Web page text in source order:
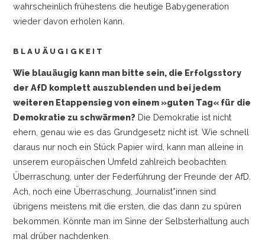
wahrscheinlich frühestens die heutige Babygeneration
wieder davon erholen kann.
BLAUÄUGIGKEIT
Wie blauäugig kann man bitte sein, die Erfolgsstory
der AfD komplett auszublenden und bei jedem
weiteren Etappensieg von einem »guten Tag« für die
Demokratie zu schwärmen? Die Demokratie ist nicht
ehern, genau wie es das Grundgesetz nicht ist. Wie schnell
daraus nur noch ein Stück Papier wird, kann man alleine in
unserem europäischen Umfeld zahlreich beobachten.
Überraschung, unter der Federführung der Freunde der AfD.
Ach, noch eine Überraschung, Journalist*innen sind
übrigens meistens mit die ersten, die das dann zu spüren
bekommen. Könnte man im Sinne der Selbsterhaltung auch
mal drüber nachdenken.